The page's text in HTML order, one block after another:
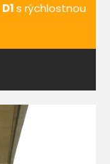
D1s rýchlostnou